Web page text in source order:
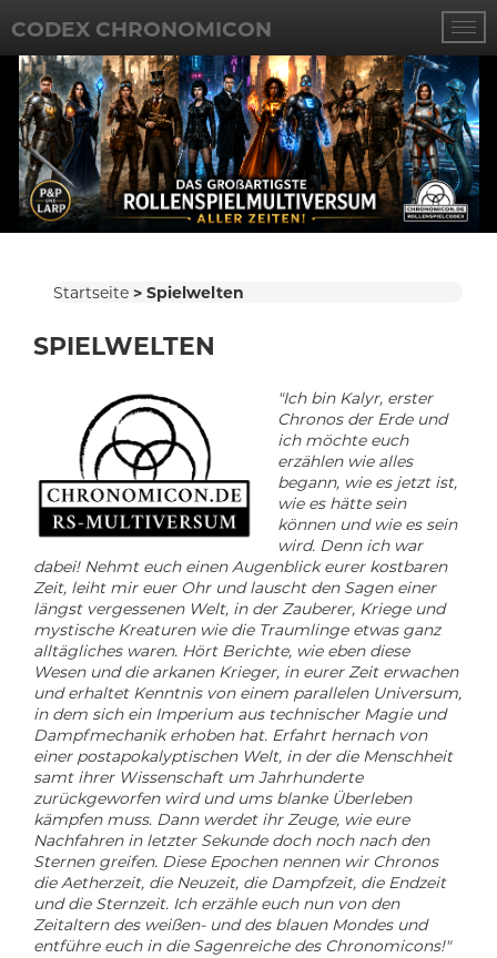
CODEX CHRONOMICON
Startseite Spielwelten
SPIELWELTEN
"Ich bin Kalyr, erster
Chronos der Erde und
ich möchte euch
erzählen wie alles
begann, wie es jetzt ist,
wie es hätte sein
können und wie es sein
wird. Denn ich war
dabei! Nehmt euch einen Augenblick eurer kostbaren
Zeit, leiht mir euer Ohr und lauscht den Sagen einer
längst vergessenen Welt, in der Zauberer, Kriege und
mystische Kreaturen wie die Traumlinge etwas ganz
alltägliches waren. Hört Berichte, wie eben diese
Wesen und die arkanen Krieger, in eurer Zeit erwachen
und erhaltet Kenntnis von einem parallelen Universum,
in dem sich ein Imperium aus technischer Magie und
Dampfmechanik erhoben hat. Erfahrt hernach von
einer postapokalyptischen Welt, in der die Menschheit
samt ihrer Wissenschaft um Jahrhunderte
zurückgeworfen wird und ums blanke Überleben
kämpfen muss. Dann werdet ihr Zeuge, wie eure
Nachfahren in letzter Sekunde doch noch nach den
Sternen greifen. Diese Epochen nennen wir Chronos
die Aetherzeit, die Neuzeit, die Dampfzeit, die Endzeit
und die Sternzeit. Ich erzähle euch nun von den
Zeitaltern des weißen- und des blauen Mondes und
entführe euch in die Sagenreiche des Chronomicons!"